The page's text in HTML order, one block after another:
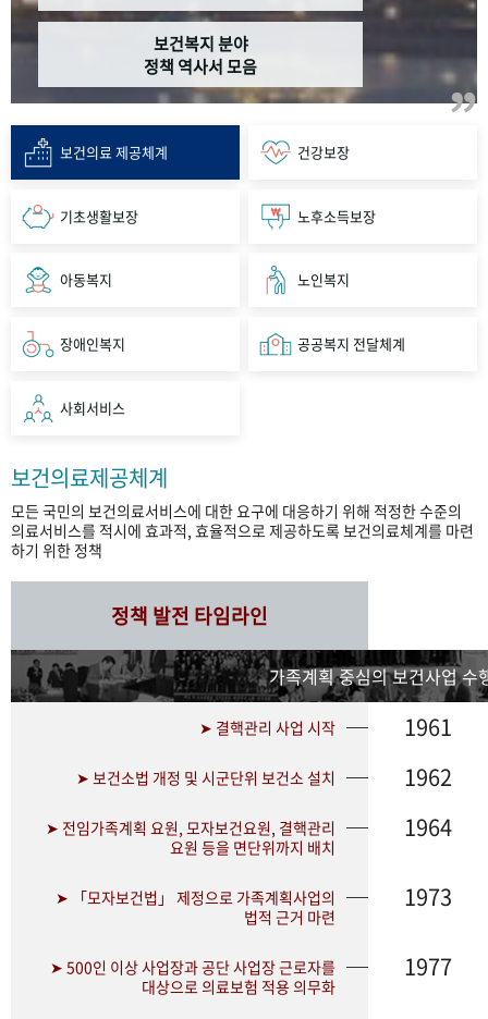
보건복지 분야
정책 역사서 모음
보건의료 제공체계 건강보장
기초생활보장 노후소득보장
아동복지 노인복지
장애인복지 공공복지 전달체계
사회서비스
보건의료제공체계
모든 국민의 보건의료서비스에 대한 요구에 대응하기 위해 적정한 수준의
의료서비스를 적시에 효과적, 효율적으로 제공하도록 보건의료체계를 마련
하기 위한 정책
정책 발전 타임라인
가족계획 중심의 보건사업 수
➤ 결핵관리 사업 시작 1961
➤ 보건소법 개정 및 시군단위 보건소 설치 1962
➤ 전임가족계획 요원, 모자보건요원, 결핵관리
요원 등을 면단위까지 배치
1964
➤ 「모자보건법」 제정으로 가족계획사업의
법적 근거 마련
1973
➤ 500인 이상 사업장과 공단 사업장 근로자를
대상으로 의료보험 적용 의무화
1977